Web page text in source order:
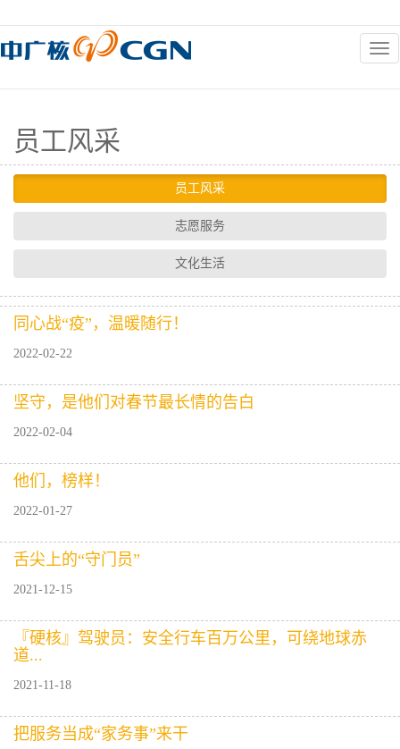
和谐企业
员工风采
员工风采
志愿服务
文化生活
同心战“疫”，温暖随行！
2022-02-22
坚守，是他们对春节最长情的告白
2022-02-04
他们，榜样！
2022-01-27
舌尖上的“守门员”
2021-12-15
『硬核』驾驶员：安全行车百万公里，可绕地球赤
道...
2021-11-18
把服务当成“家务事”来干